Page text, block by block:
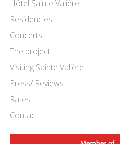
Hôtel Sainte Valière
Residencies
Concerts
The project
Visiting Sainte Valière
Press/ Reviews
Rates
Contact